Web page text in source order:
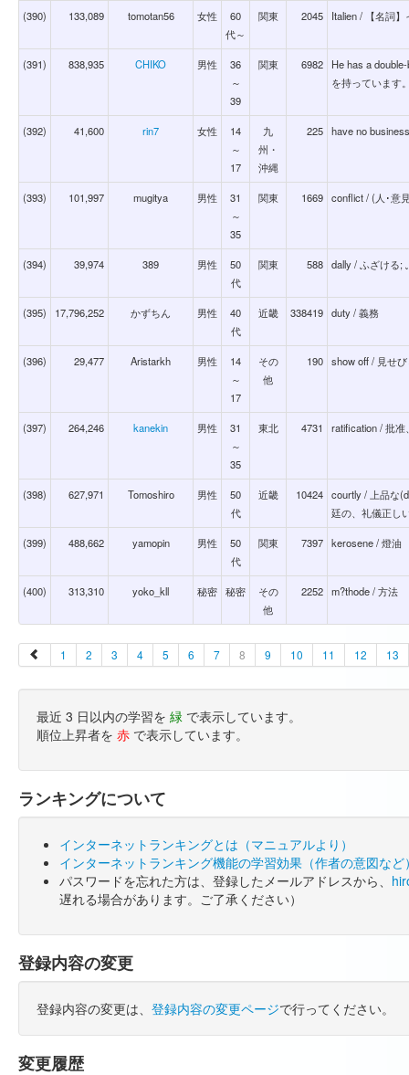
(390) 133,089 tomotan56 女性
60
代～
関東 2045 Italien / 【名詞
(391) 838,935 CHIKO 男性
36
～
39
関東 6982
He has a
を持っています
(392) 41,600 rin7 女性
14
～
17
九
州・
沖縄
225 have no
(393) 101,997 mugitya 男性
31
～
35
関東 1669 conflict / (人･意
(394) 39,974 389 男性
50
代
関東 588 dally / ふざける;
(395) 17,796,252 かずちん 男性
40
代
近畿 338419 duty / 義務
(396) 29,477 Aristarkh 男性
14
～
17
その
他
190 show off / 見せ
(397) 264,246 kanekin 男性
31
～
35
東北 4731 ratification / 批准
(398) 627,971 Tomoshiro 男性
50
代
近畿 10424 courtly / 上品な
廷の、礼儀正し
(399) 488,662 yamopin 男性
50
代
関東 7397 kerosene / 燈油
(400) 313,310 yoko_kll 秘密 秘密
その
他
2252 m?thode / 方法
1 2 3 4 5 6 7 8 9 10 11 12 13
最近 3 日以内の学習を 緑 で表示しています。
順位上昇者を 赤 で表示しています。
ランキングについて
インターネットランキングとは（マニュアルより）
インターネットランキング機能の学習効果（作者の意図など
パスワードを忘れた方は、登録したメールアドレスから、
遅れる場合があります。ご了承ください）
登録内容の変更
登録内容の変更は、 登録内容の変更ページで行ってください。
変更履歴